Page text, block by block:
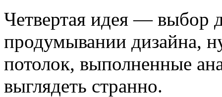
Четвертая идея — выбор
продумывании дизайна,
потолок, выполненные
выглядеть странно.